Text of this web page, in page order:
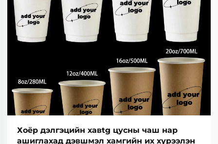
Хоёр дэлгэцийн хавtg цусны чаш нар
ашиглахад дэвшмэл хамгийн их хүрээлэн